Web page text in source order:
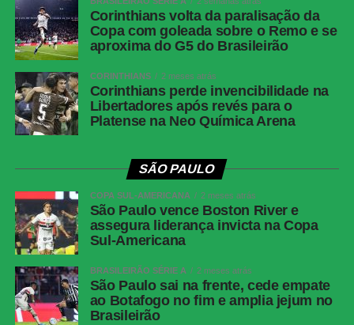
WhatsApp
Facebook
Twitter
Messenger
Corinthians volta da paralisação da
Copa com goleada sobre o Remo e se
aproxima do G5 do Brasileirão
CORINTHIANS 2 meses atrás
Corinthians perde invencibilidade na
Libertadores após revés para o
Platense na Neo Química Arena
SÃO PAULO
COPA SUL-AMERICANA 2 meses atrás
São Paulo vence Boston River e
assegura liderança invicta na Copa
Sul-Americana
BRASILEIRÃO SÉRIE A 2 meses atrás
São Paulo sai na frente, cede empate
ao Botafogo no fim e amplia jejum no
Brasileirão